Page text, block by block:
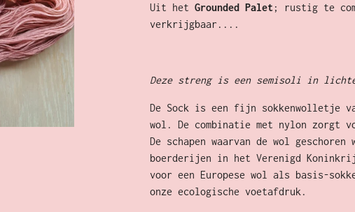
Uit het Grounded Palet ; rustig te
verkrijgbaar....
Deze streng is een semisoli in
De Sock is een fijn sokkenwolletje
wol. De combinatie met nylon zorgt
De schapen waarvan de wol
boerderijen in het Verenigd
voor een Europese wol als basis-
onze ecologische voetafdruk.